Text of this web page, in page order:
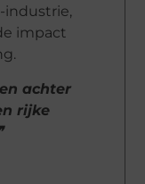
impact
achter
rijke